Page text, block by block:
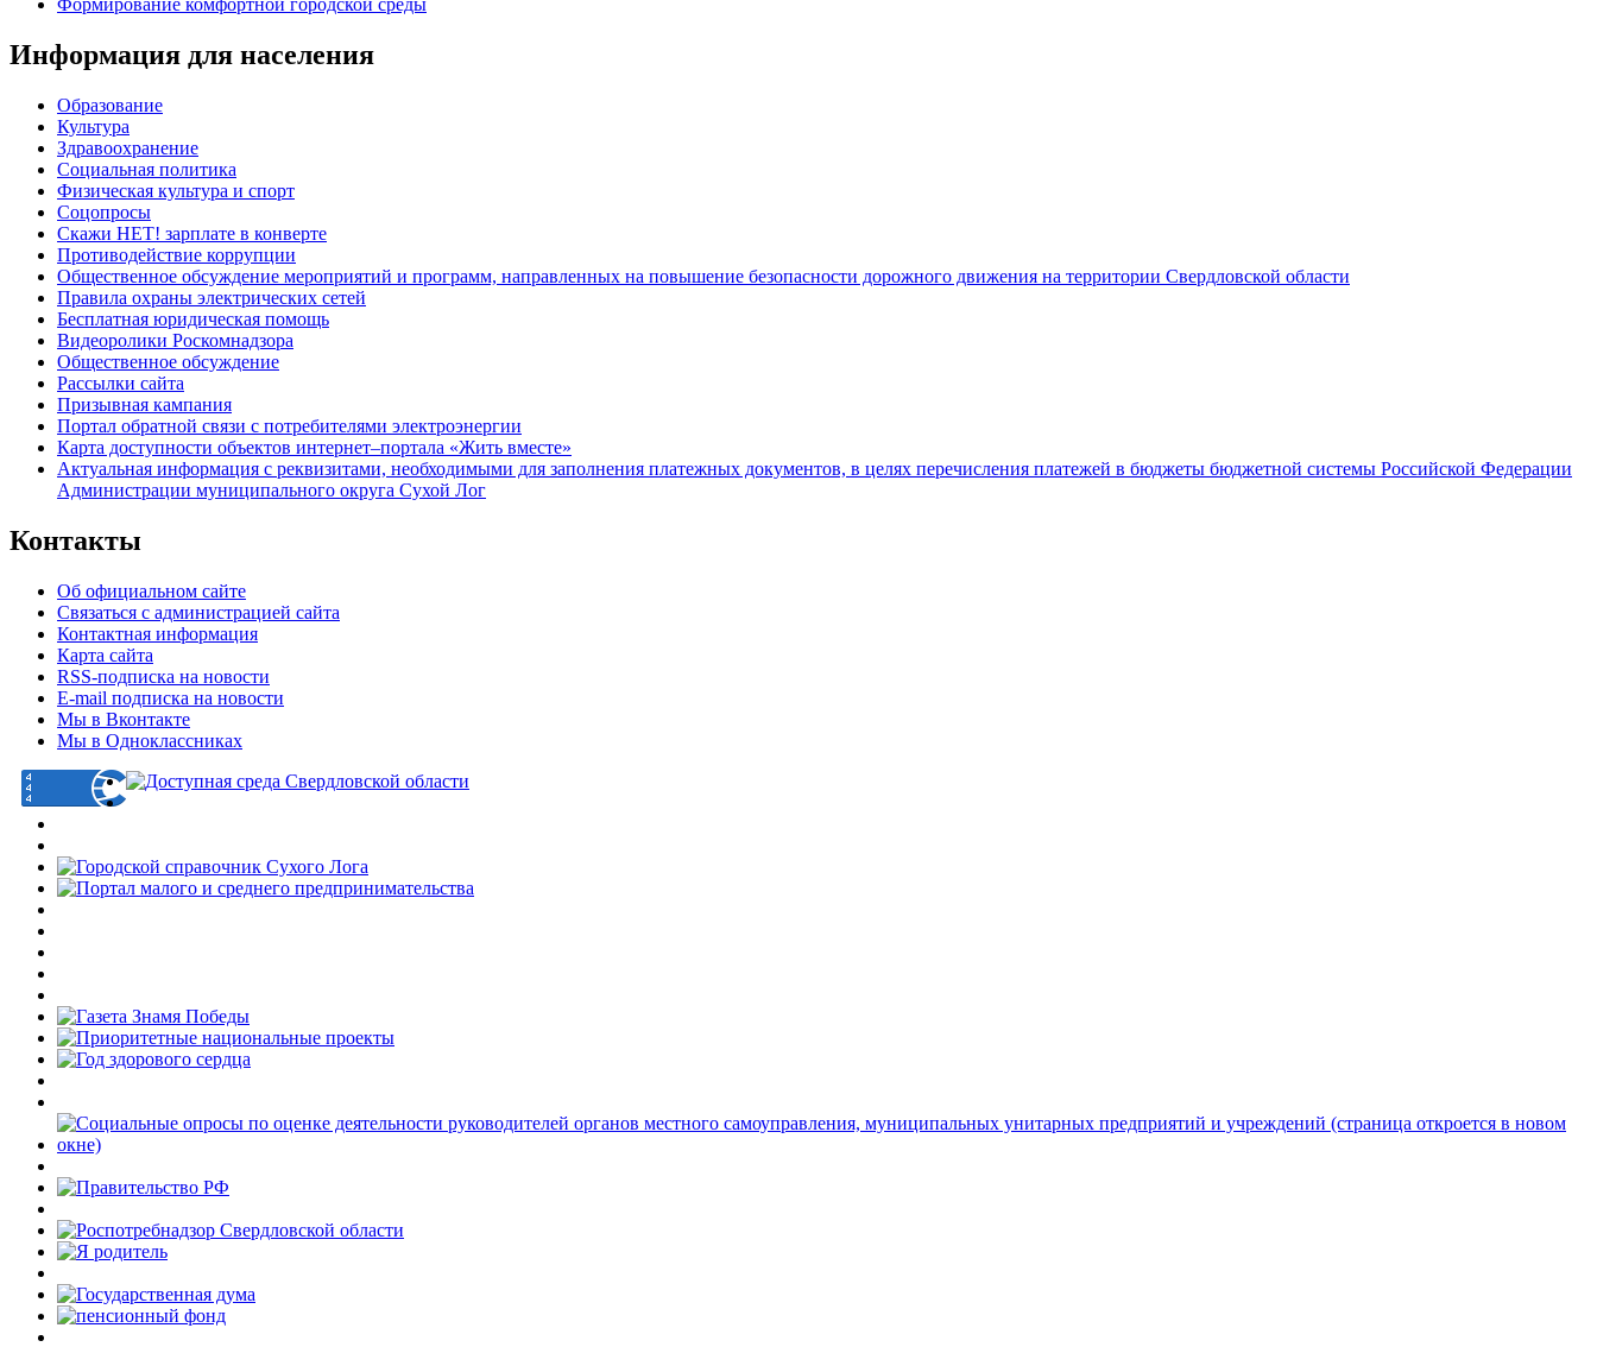
Формирование комфортной городской среды
Информация для населения
Образование
Культура
Здравоохранение
Социальная политика
Физическая культура и спорт
Соцопросы
Скажи НЕТ! зарплате в конверте
Противодействие коррупции
Общественное обсуждение мероприятий и программ, направленных на повышение безопасности дорожного движения на территории Свердловской области
Правила охраны электрических сетей
Бесплатная юридическая помощь
Видеоролики Роскомнадзора
Общественное обсуждение
Рассылки сайта
Призывная кампания
Портал обратной связи с потребителями электроэнергии
Карта доступности объектов интернет–портала «Жить вместе»
Актуальная информация с реквизитами, необходимыми для заполнения платежных документов, в целях перечисления платежей в бюджеты бюджетной системы Российской Федерации
Администрации муниципального округа Сухой Лог
Контакты
Об официальном сайте
Связаться с администрацией сайта
Контактная информация
Карта сайта
RSS-подписка на новости
E-mail подписка на новости
Мы в Вконтакте
Мы в Одноклассниках